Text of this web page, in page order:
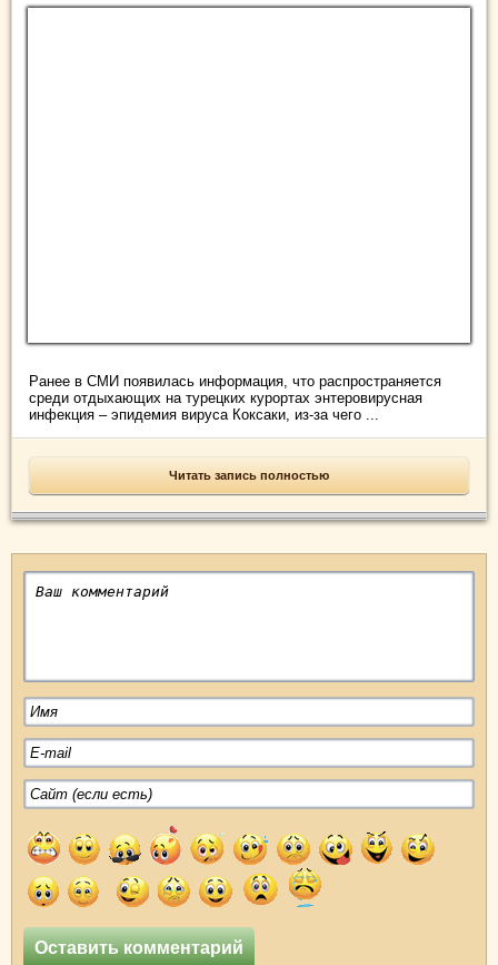
Ранее в СМИ появилась информация, что распространяется
среди отдыхающих на турецких курортах энтеровирусная
инфекция – эпидемия вируса Коксаки, из-за чего ...
Читать запись полностью